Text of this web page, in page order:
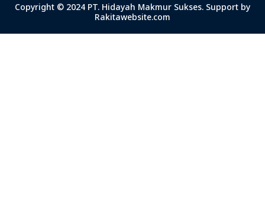
Copyright © 2024 PT. Hidayah Makmur Sukses. Support by
Rakitawebsite.com